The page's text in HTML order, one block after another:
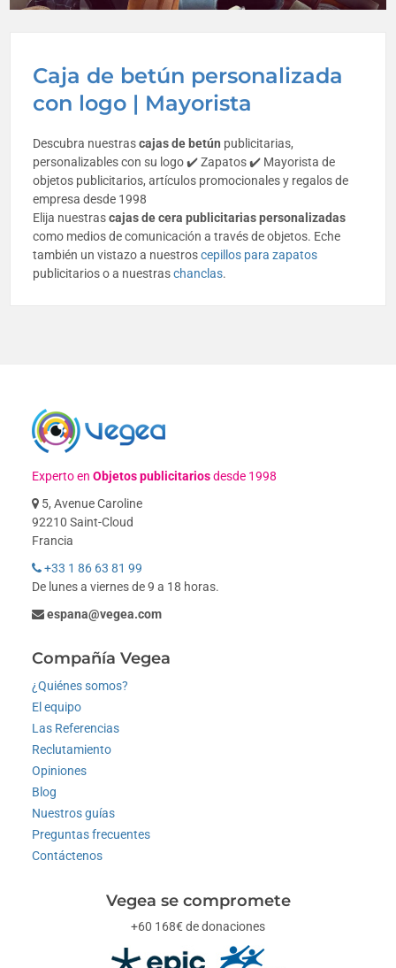
Caja de betún personalizada
con logo | Mayorista
Descubra nuestrascajas de betún publicitarias,
personalizables con su logo ✔️ Zapatos ✔️ Mayorista de
objetos publicitarios, artículos promocionales y regalos de
empresa desde 1998
Elija nuestrascajas de cera publicitarias personalizadas
como medios de comunicación a través de objetos. Eche
también un vistazo a nuestroscepillos para zapatos
publicitarios o a nuestraschanclas.
Experto enObjetos publicitariosdesde 1998
5, Avenue Caroline
92210 Saint-Cloud
Francia
+33 1 86 63 81 99
De lunes a viernes de 9 a 18 horas.
espana@vegea.com
Compañía Vegea
¿Quiénes somos?
El equipo
Las Referencias
Reclutamiento
Opiniones
Blog
Nuestros guías
Preguntas frecuentes
Contáctenos
Vegea se compromete
+60 168€ de donaciones